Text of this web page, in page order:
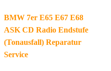
BMW 7er E65 E67 E68
ASK CD Radio Endstufe
(Tonausfall) Reparatur
Service